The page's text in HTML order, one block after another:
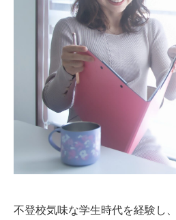
不登校気味な学生時代を経験し、